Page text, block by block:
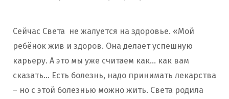
Сейчас Света не жалуется на здоровье. «Мой
ребёнок жив и здоров. Она делает успешную
карьеру. А это мы уже считаем как… как вам
сказать… Есть болезнь, надо принимать лекарства
– но с этой болезнью можно жить. Света родила